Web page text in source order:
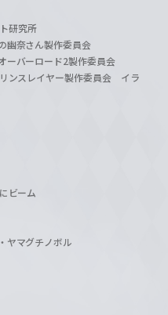
研究所
幽奈さん製作委員会
ーバーロード2製作委員会
ンスレイヤー製作委員会 イラ
ビーム
ヤマグチノボル